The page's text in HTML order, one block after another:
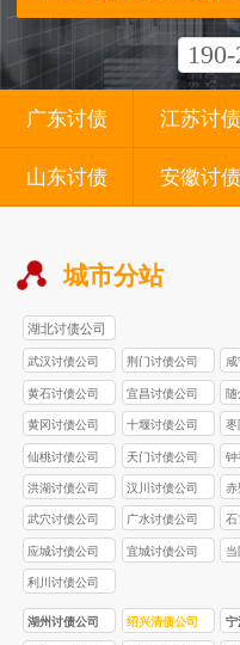
广东讨债 江苏讨债
山东讨债 安徽讨债
城市分站
湖北讨债公司
武汉讨债公司 荆门讨债公司 咸
黄石讨债公司 宜昌讨债公司 随
黄冈讨债公司 十堰讨债公司 枣
仙桃讨债公司 天门讨债公司 钟
洪湖讨债公司 汉川讨债公司 赤
武穴讨债公司 广水讨债公司 石
应城讨债公司 宜城讨债公司 当
利川讨债公司
湖州讨债公司 绍兴清债公司 宁